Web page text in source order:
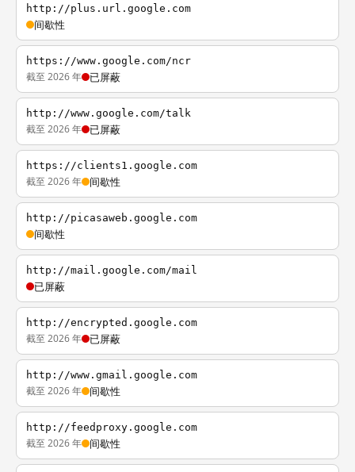
http://plus.url.google.com
间歇性
https://www.google.com/ncr
截至 2026 年 已屏蔽
http://www.google.com/talk
截至 2026 年 已屏蔽
https://clients1.google.com
截至 2026 年 间歇性
http://picasaweb.google.com
间歇性
http://mail.google.com/mail
已屏蔽
http://encrypted.google.com
截至 2026 年 已屏蔽
http://www.gmail.google.com
截至 2026 年 间歇性
http://feedproxy.google.com
截至 2026 年 间歇性